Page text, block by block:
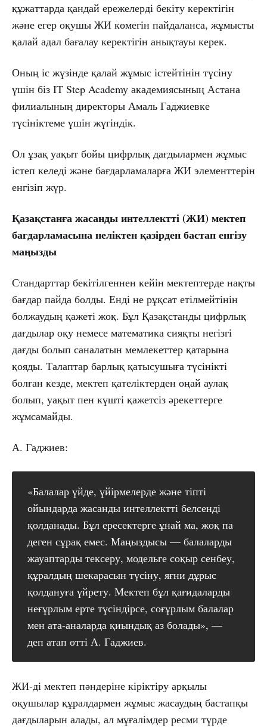
құжаттарда қандай ережелерді бекіту керектігін
және егер оқушы ЖИ көмегін пайдаланса, жұмысты
қалай адал бағалау керектігін анықтауы керек.
Оның іс жүзінде қалай жұмыс істейтінін түсіну
үшін біз IT Step Academy академиясының Астана
филиалының директоры Амаль Гаджиевке
түсініктеме үшін жүгіндік.
Ол ұзақ уақыт бойы цифрлық дағдылармен жұмыс
істеп келеді және бағдарламаларға ЖИ элементтерін
енгізіп жүр.
Қазақстанға жасанды интеллектті (ЖИ) мектеп
бағдарламасына неліктен қазірден бастап енгізу
маңызды
Стандарттар бекітілгеннен кейін мектептерде нақты
бағдар пайда болды. Енді не рұқсат етілмейтінін
болжаудың қажеті жоқ. Бұл Қазақстанды цифрлық
дағдылар оқу немесе математика сияқты негізгі
дағды болып саналатын мемлекеттер қатарына
қояды. Талаптар барлық қатысушыға түсінікті
болған кезде, мектеп қателіктерден оңай аулақ
болып, уақыт пен күшті қажетсіз әрекеттерге
жұмсамайды.
А. Гаджиев:
«Балалар үйде, үйірмелерде және тіпті
ойындарда жасанды интеллектті белсенді
қолданады. Бұл ересектерге ұнай ма, жоқ па
деген сұрақ емес. Маңыздысы — балаларды
жауаптарды тексеру, модельге соқыр сенбеу,
құралдың шекарасын түсіну, яғни дұрыс
қолдануға үйрету. Мектеп бұл қағидаларды
неғұрлым ерте түсіндірсе, соғұрлым балалар
мен ата-аналарда қиындық аз болады», —
деп атап өтті А. Гаджиев.
ЖИ-ді мектеп пәндеріне кіріктіру арқылы
оқушылар құралдармен жұмыс жасаудың бастапқы
дағдыларын алады, ал мұғалімдер ресми түрде